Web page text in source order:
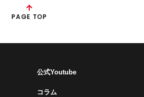
PAGE TOP
公式Youtube
コラム